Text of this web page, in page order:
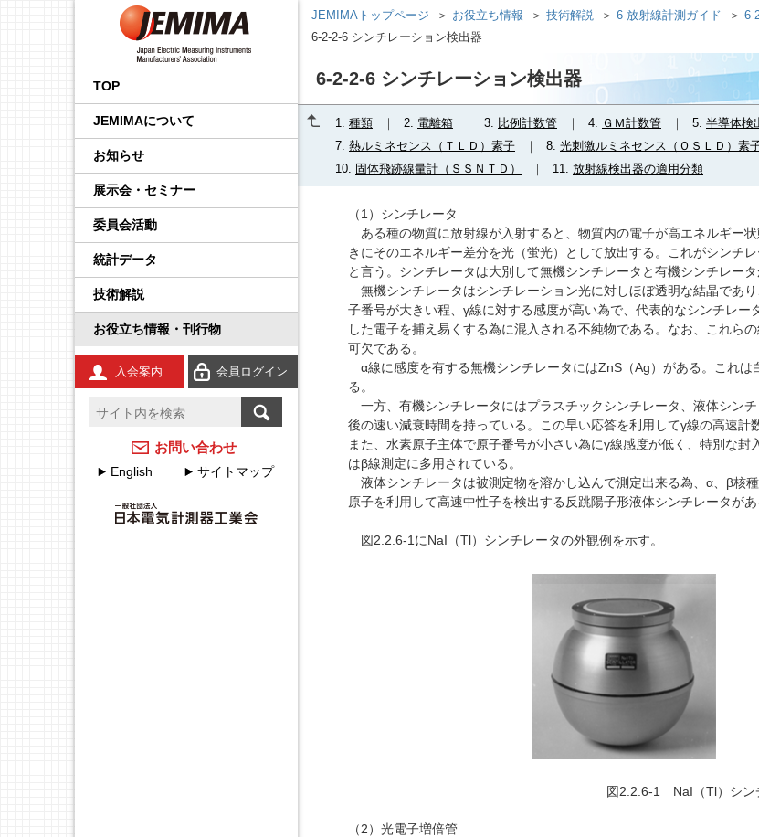
TOP
JEMIMAについて
会長挨拶
事業内容
国内外規制動向調査事業
国際標準化推進事業
技術開発テーマの探索事
広報事業
セミナー事業
会員一覧
品目から探す
役員一覧
定款・財務情報
ト
JEMIMA会報
アクセスマップ
後援・協賛の申請
JEMIMA会報への広告掲
載
JEMIMA主要行事（会員
お知らせ
プレスリリース
JEMIMAより
展示会・セミナー
展示会
セミナー・講演会
委員会活動
企画運営会議
IoT イノベーション推進委
基本機能部会
調査・統計委員会
広報委員会
IIFES推進WG
計測展 OSAKA 実行委員
会
製品安全・EMC委員会
輸出管理委員会
資材調達委員会
環境グリーン委員会
政策課題部会
エネルギー・イノベーシ
先端技術調査委員会
産業計測機器・システム
製品別部会
校正事業委員会
防爆計測委員会
電力量計委員会
電子測定器委員会
温度計測委員会
統計データ
技術解説
プロセス計測制御機器の
FA計測制御機器の技術解
説
電子応用計測ガイド
環境計測器の技術解説
放射線計測ガイド
工業用無線
安全計装システム（SIS）
温度計測のFAQ
お役立ち情報・刊行物
学生の皆さんへ
コンシェルジュ
JEMIMAのSDGsビジョン
刊行物
工業会規格
調査報告書
JCSSコーナー
JCSS（トレーサビリティ
JCSS（ISO/IEC 17025認
定）
よくある質問
登録事業者検索
JCSSに関する刊行物
JCSSリンク
JCSS連絡会のご案内
計測器メーカーのJCSS校
JEMIMAのJCSSの取組
JEMIMA JCSS校正サービ
IEC規格ドラフトの審議情
IEC概要
IEC TC一覧／IEC用語
動
入会案内
会員ログイン
お問い合わせ
English サイトマップ
JEMIMAトップページ お役立ち情報 技術解説 6 放射線計測ガイド 6-
6-2-2-6 シンチレーション検出器
6-2-2-6 シンチレーション検出器
1. 種類 2. 電離箱 3. 比例計数管 4. ＧＭ計数管 5. 半導体検
7. 熱ルミネセンス（ＴＬＤ）素子 8. 光刺激ルミネセンス（ＯＳＬＤ）素
10. 固体飛跡線量計（ＳＳＮＴＤ） 11. 放射線検出器の適用分類
（1）シンチレータ
ある種の物質に放射線が入射すると、物質内の電子が高エネルギー
きにそのエネルギー差分を光（蛍光）として放出する。これがシンチ
と言う。シンチレータは大別して無機シンチレータと有機シンチレータ
無機シンチレータはシンチレーション光に対しほぼ透明な結晶であ
子番号が大きい程、γ線に対する感度が高い為で、代表的なシンチレ
した電子を捕え易くする為に混入される不純物である。なお、これら
可欠である。
α線に感度を有する無機シンチレータにはZnS（Ag）がある。これ
る。
一方、有機シンチレータにはプラスチックシンチレータ、液体シン
後の速い減衰時間を持っている。この早い応答を利用してγ線の高速計
また、水素原子主体で原子番号が小さい為にγ線感度が低く、特別な
はβ線測定に多用されている。
液体シンチレータは被測定物を溶かし込んで測定出来る為、α、β核
原子を利用して高速中性子を検出する反跳陽子形液体シンチレータがあ
図2.2.6-1にNaI（Tl）シンチレータの外観例を示す。
図2.2.6-1 NaI（Tl）シン
（2）光電子増倍管